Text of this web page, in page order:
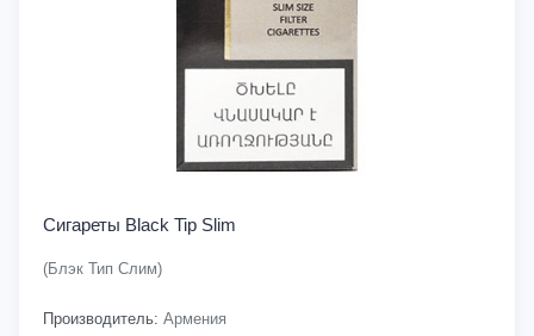
Сигареты Black Tip Slim
(Блэк Тип Слим)
Производитель: Армения